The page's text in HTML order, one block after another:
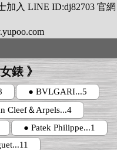
加入 LINE ID:dj82703 官網
錶 》
● BVLGARI...5
Cleef＆Arpels...4
● Patek Philippe...1